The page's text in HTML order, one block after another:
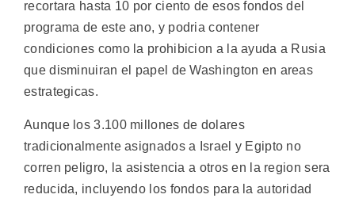
recortara hasta 10 por ciento de esos fondos del
programa de este ano, y podria contener
condiciones como la prohibicion a la ayuda a Rusia
que disminuiran el papel de Washington en areas
estrategicas.
Aunque los 3.100 millones de dolares
tradicionalmente asignados a Israel y Egipto no
corren peligro, la asistencia a otros en la region sera
reducida, incluyendo los fondos para la autoridad